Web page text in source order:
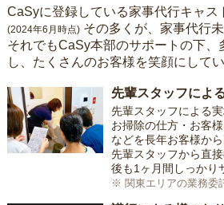
CaSyに登録している家事代行キャス
(2024年6月時点) その多くが、家事代行
それでもCaSy本部のサポートの下、
し、たくさんのお客様を笑顔にしてい
先輩スタッフによ
先輩スタッフによる
お掃除の仕方・お客
などを長年お客様か
先輩スタッフから直
後も1ヶ月間しっかり
※ 関東エリアの業務委